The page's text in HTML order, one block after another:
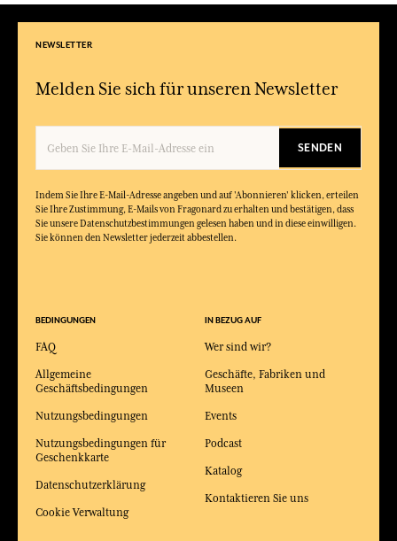
NEWSLETTER
Melden Sie sich für unseren Newsletter
SENDEN
Indem Sie Ihre E-Mail-Adresse angeben und auf 'Abonnieren' klicken, erteilen
Sie Ihre Zustimmung, E-Mails von Fragonard zu erhalten und bestätigen, dass
Sie unsere Datenschutzbestimmungen gelesen haben und in diese einwilligen.
Sie können den Newsletter jederzeit abbestellen.
BEDINGUNGEN
FAQ
Allgemeine
Geschäftsbedingungen
Nutzungsbedingungen
Nutzungsbedingungen für
Geschenkkarte
Datenschutzerklärung
Cookie Verwaltung
IN BEZUG AUF
Wer sind wir?
Geschäfte, Fabriken und
Museen
Events
Podcast
Katalog
Kontaktieren Sie uns